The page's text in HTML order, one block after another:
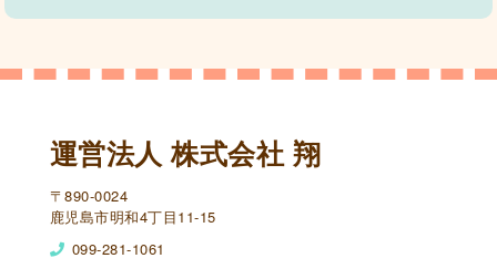
運営法人 株式会社 翔
〒890-0024
鹿児島市明和4丁目11-15
099-281-1061